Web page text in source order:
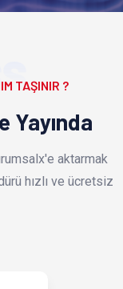
TAŞINIR ?
Yayında
aktarmak
hızlı ve ücretsiz